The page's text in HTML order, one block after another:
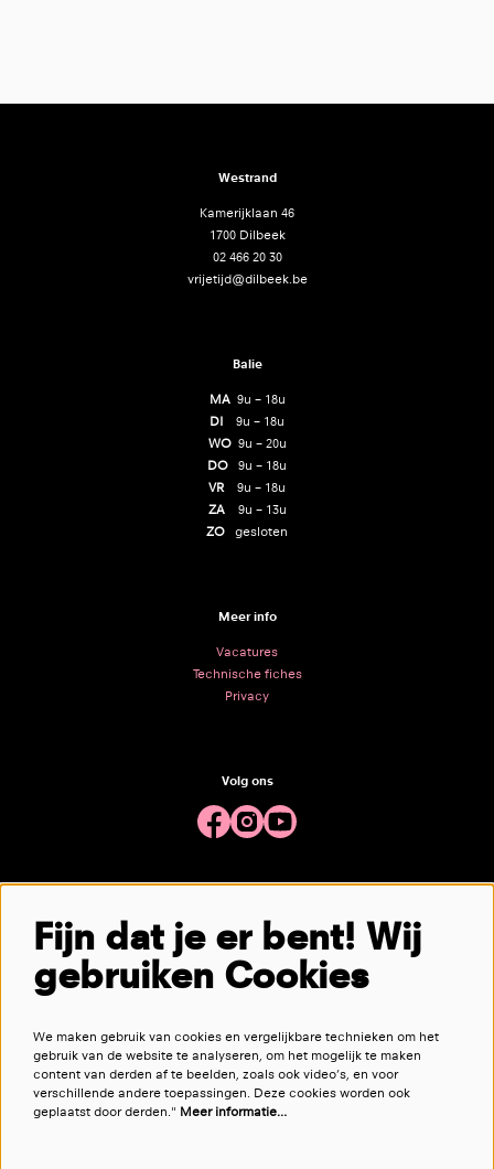
Westrand
Kamerijklaan 46
1700 Dilbeek
02 466 20 30
vrijetijd@dilbeek.be
Balie
MA 9u – 18u
DI 9u – 18u
WO9u – 20u
DO 9u – 18u
VR 9u – 18u
ZA
9u – 13u
ZO gesloten
Meer info
Vacatures
Technische fiches
Privacy
Volg ons
Meld je aan voor de nieuwsbrief
aanmelden
Deze site wordt beschermd door reCAPTCHA, dataverwerking gebeurt in overeenstemming met de
Cloud Data Processing
Addendumvan Google.
Fijn dat je er bent! Wij
gebruiken Cookies
We maken gebruik van cookies en vergelijkbare technieken om het
gebruik van de website te analyseren, om het mogelijk te maken
content van derden af te beelden, zoals ook video’s, en voor
verschillende andere toepassingen. Deze cookies worden ook
geplaatst door derden." Meer informatie…